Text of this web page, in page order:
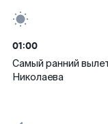
01:00
Самый ранний
Николаева